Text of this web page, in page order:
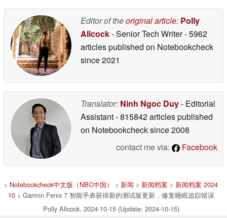
Editor of theoriginal article: Polly
Allcock- Senior Tech Writer- 5962
articles published on Notebookcheck
since 2021
Translator: Ninh Ngoc Duy- Editorial
Assistant- 815842 articles published
on Notebookchecksince 2008
contact me via:
Facebook
> Notebookcheck中文版（NBC中国） > 新闻 > 新闻档案 > 新闻档案 2024
10> Garmin Fenix 7 智能手表获得新的测试版更新，修复睡眠追踪错误
Polly Allcock, 2024-10-15 (Update: 2024-10-15)